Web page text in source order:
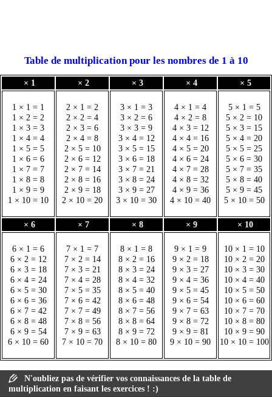
Table de multiplication pour les nombres de 1 à 10
× 1 × 2 × 3 × 4 × 5
1 × 1 = 1
1 × 2 = 2
1 × 3 = 3
1 × 4 = 4
1 × 5 = 5
1 × 6 = 6
1 × 7 = 7
1 × 8 = 8
1 × 9 = 9
1 × 10 = 10
2 × 1 = 2
2 × 2 = 4
2 × 3 = 6
2 × 4 = 8
2 × 5 = 10
2 × 6 = 12
2 × 7 = 14
2 × 8 = 16
2 × 9 = 18
2 × 10 = 20
3 × 1 = 3
3 × 2 = 6
3 × 3 = 9
3 × 4 = 12
3 × 5 = 15
3 × 6 = 18
3 × 7 = 21
3 × 8 = 24
3 × 9 = 27
3 × 10 = 30
4 × 1 = 4
4 × 2 = 8
4 × 3 = 12
4 × 4 = 16
4 × 5 = 20
4 × 6 = 24
4 × 7 = 28
4 × 8 = 32
4 × 9 = 36
4 × 10 = 40
5 × 1 = 5
5 × 2 = 10
5 × 3 = 15
5 × 4 = 20
5 × 5 = 25
5 × 6 = 30
5 × 7 = 35
5 × 8 = 40
5 × 9 = 45
5 × 10 = 50
× 6 × 7 × 8 × 9 × 10
6 × 1 = 6
6 × 2 = 12
6 × 3 = 18
6 × 4 = 24
6 × 5 = 30
6 × 6 = 36
6 × 7 = 42
6 × 8 = 48
6 × 9 = 54
6 × 10 = 60
7 × 1 = 7
7 × 2 = 14
7 × 3 = 21
7 × 4 = 28
7 × 5 = 35
7 × 6 = 42
7 × 7 = 49
7 × 8 = 56
7 × 9 = 63
7 × 10 = 70
8 × 1 = 8
8 × 2 = 16
8 × 3 = 24
8 × 4 = 32
8 × 5 = 40
8 × 6 = 48
8 × 7 = 56
8 × 8 = 64
8 × 9 = 72
8 × 10 = 80
9 × 1 = 9
9 × 2 = 18
9 × 3 = 27
9 × 4 = 36
9 × 5 = 45
9 × 6 = 54
9 × 7 = 63
9 × 8 = 72
9 × 9 = 81
9 × 10 = 90
10 × 1 = 10
10 × 2 = 20
10 × 3 = 30
10 × 4 = 40
10 × 5 = 50
10 × 6 = 60
10 × 7 = 70
10 × 8 = 80
10 × 9 = 90
10 × 10 = 100
N'oubliez pas de vérifier vos connaissances de la table de
multiplication en faisant les exercices ! :)